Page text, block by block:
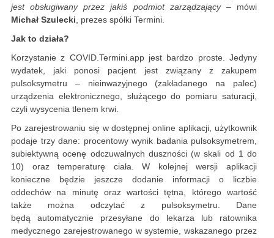
jest obsługiwany przez jakiś podmiot zarządzający –mówi
Michał Szulecki, prezes spółki Termini.
Jak to działa?
Korzystanie z COVID.Termini.app jest bardzo proste. Jedyny
wydatek, jaki ponosi pacjent jest związany z zakupem
pulsoksymetru – nieinwazyjnego (zakładanego na palec)
urządzenia elektronicznego, służącego do pomiaru saturacji,
czyli wysycenia tlenem krwi.
Po zarejestrowaniu się w dostępnej online aplikacji, użytkownik
podaje trzy dane: procentowy wynik badania pulsoksymetrem,
subiektywną ocenę odczuwalnych duszności (w skali od 1 do
10) oraz temperaturę ciała. W kolejnej wersji aplikacji
konieczne będzie jeszcze dodanie informacji o liczbie
oddechów na minutę oraz wartości tętna, którego wartość
także można odczytać z pulsoksymetru. Dane
będą automatycznie przesyłane do lekarza lub ratownika
medycznego zarejestrowanego w systemie, wskazanego przez